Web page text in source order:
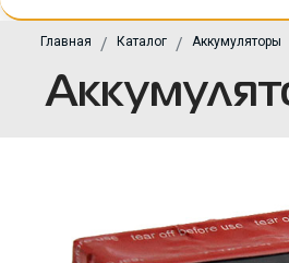
Главная Каталог Аккумуляторы